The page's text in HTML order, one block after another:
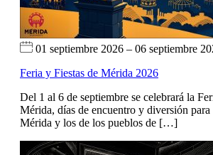
01 septiembre 2026 – 06 septiembre
Feria y Fiestas de Mérida 2026
Del 1 al 6 de septiembre se celebrará la
Mérida, días de encuentro y diversión para
Mérida y los de los pueblos de […]